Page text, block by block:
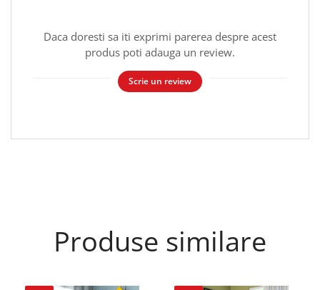
Daca doresti sa iti exprimi parerea despre acest
produs poti adauga un review.
Scrie un review
Produse similare